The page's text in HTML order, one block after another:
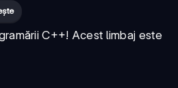
C++! Acest limbaj este